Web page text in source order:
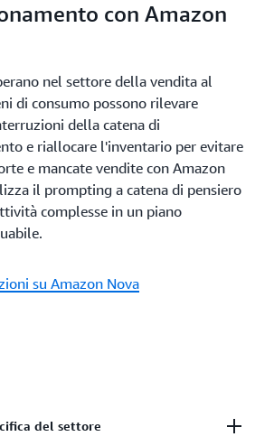
con Amazon
nel settore della vendita al
di consumo possono rilevare
della catena di
e riallocare l'inventario per evitare
e mancate vendite con Amazon
il prompting a catena di pensiero
complesse in un piano
su Amazon Nova
del settore